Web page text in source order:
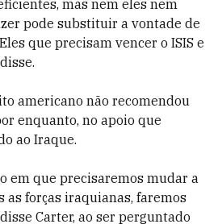
mas nem eles nem
pode substituir a vontade de
que precisam vencer o ISIS e
americano não recomendou
enquanto, no apoio que
ao Iraque.
em que precisaremos mudar a
as forças iraquianas, faremos
Carter, ao ser perguntado